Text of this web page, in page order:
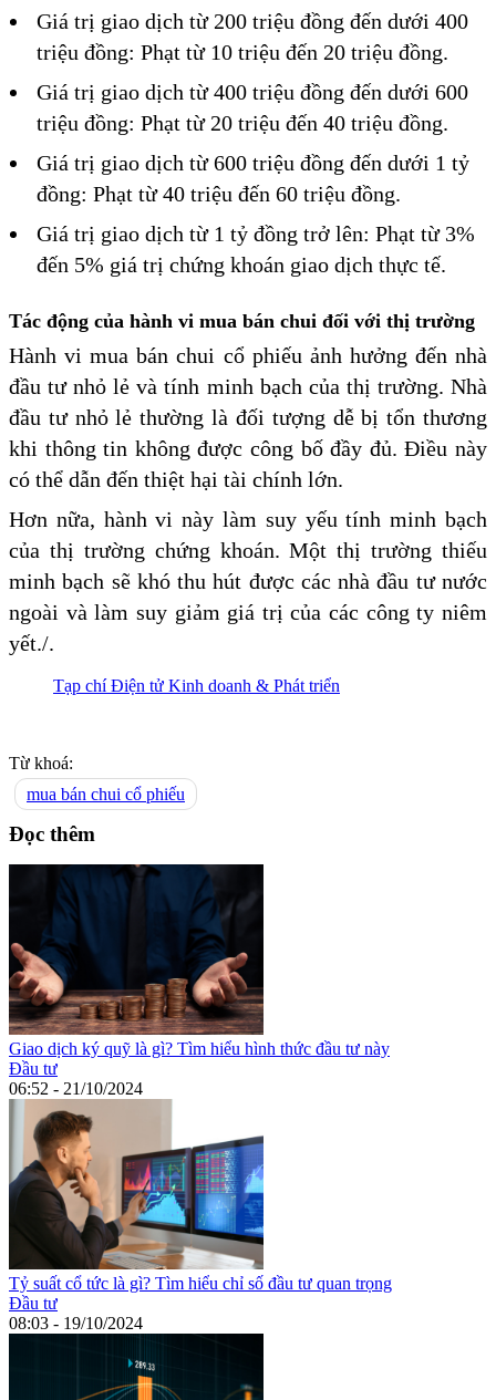
Giá trị giao dịch từ 200 triệu đồng đến dưới 400
triệu đồng: Phạt từ 10 triệu đến 20 triệu đồng.
Giá trị giao dịch từ 400 triệu đồng đến dưới 600
triệu đồng: Phạt từ 20 triệu đến 40 triệu đồng.
Giá trị giao dịch từ 600 triệu đồng đến dưới 1 tỷ
đồng: Phạt từ 40 triệu đến 60 triệu đồng.
Giá trị giao dịch từ 1 tỷ đồng trở lên: Phạt từ 3%
đến 5% giá trị chứng khoán giao dịch thực tế.
Tác động của hành vi mua bán chui đối với thị trường
Hành vi mua bán chui cổ phiếu ảnh hưởng đến nhà
đầu tư nhỏ lẻ và tính minh bạch của thị trường. Nhà
đầu tư nhỏ lẻ thường là đối tượng dễ bị tổn thương
khi thông tin không được công bố đầy đủ. Điều này
có thể dẫn đến thiệt hại tài chính lớn.
Hơn nữa, hành vi này làm suy yếu tính minh bạch
của thị trường chứng khoán. Một thị trường thiếu
minh bạch sẽ khó thu hút được các nhà đầu tư nước
ngoài và làm suy giảm giá trị của các công ty niêm
yết./.
Tạp chí Điện tử Kinh doanh & Phát triển
Từ khoá:
mua bán chui cổ phiếu
Đọc thêm
Giao dịch ký quỹ là gì? Tìm hiểu hình thức đầu tư này
Đầu tư
06:52 - 21/10/2024
Tỷ suất cổ tức là gì? Tìm hiểu chỉ số đầu tư quan trọng
Đầu tư
08:03 - 19/10/2024